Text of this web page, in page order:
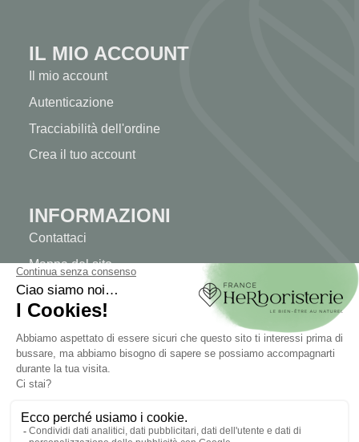
IL MIO ACCOUNT
Il mio account
Autenticazione
Tracciabilità dell'ordine
Crea il tuo account
INFORMAZIONI
Contattaci
Mappa del sito
La nostra erboristeria
Consegna
Pagamento sicuro
Informazioni legali